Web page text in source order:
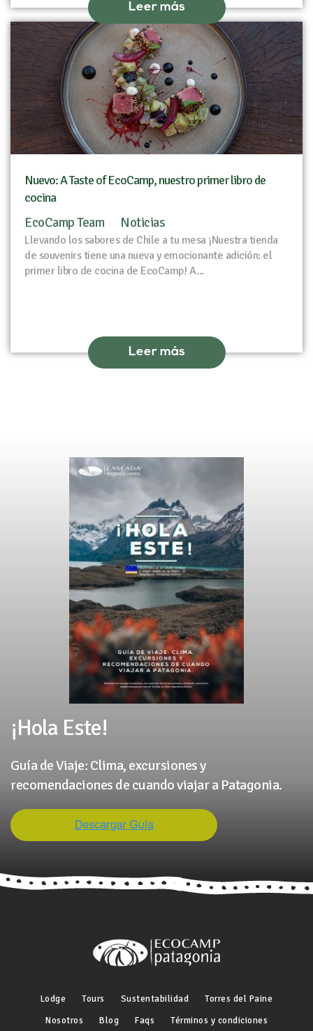
Leer más
Nuevo: A Taste of EcoCamp, nuestro primer libro de
cocina
EcoCamp Team Noticias
Llevando los sabores de Chile a tu mesa ¡Nuestra tienda
de souvenirs tiene una nueva y emocionante adición: el
primer libro de cocina de EcoCamp! A...
Leer más
¡Hola Este!
Guía de Viaje: Clima, excursiones y
recomendaciones de cuando viajar a Patagonia.
Lodge Tours Sustentabilidad
Torres del Paine
Nosotros
Blog Faqs Términos y condiciones